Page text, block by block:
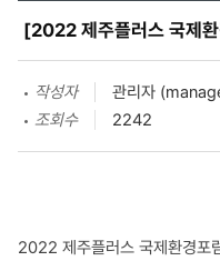
[2022 제주플러스 국제
작성자 관리자
조회수 2242
2022 제주플러스 국제환경포